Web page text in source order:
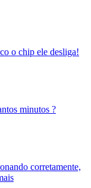
o chip ele desliga!
minutos ?
corretamente,